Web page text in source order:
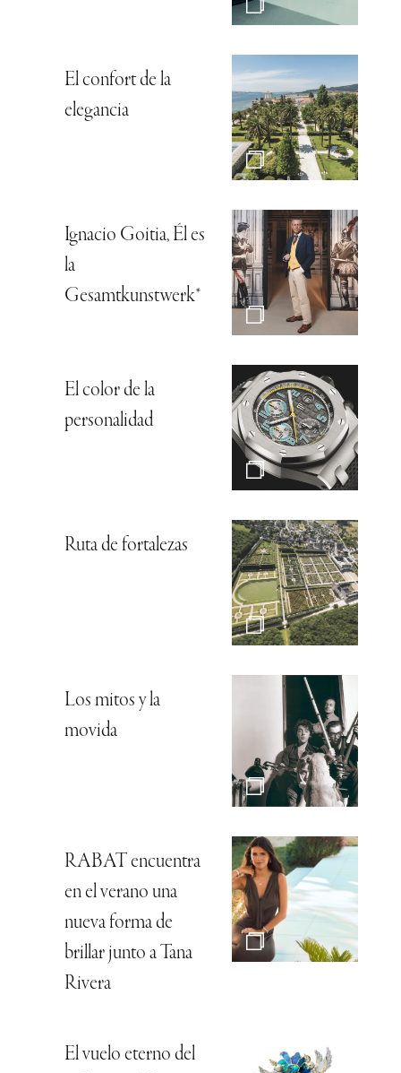
El confort de la
elegancia
Ignacio Goitia, Él es
la
Gesamtkunstwerk*
El color de la
personalidad
Ruta de fortalezas
Los mitos y la
movida
RABAT encuentra
en el verano una
nueva forma de
brillar junto a Tana
Rivera
El vuelo eterno del